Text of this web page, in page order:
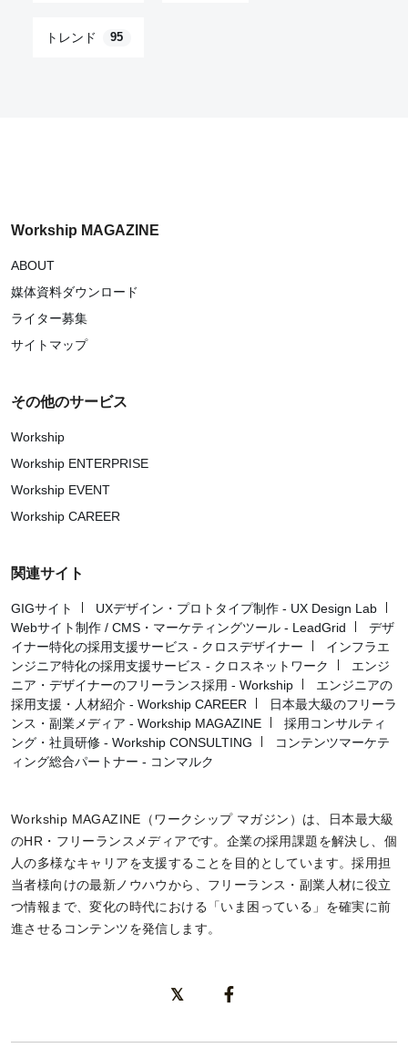
トレンド 95
Workship MAGAZINE
ABOUT
媒体資料ダウンロード
ライター募集
サイトマップ
その他のサービス
Workship
Workship ENTERPRISE
Workship EVENT
Workship CAREER
関連サイト
GIGサイト
UXデザイン・プロトタイプ制作 - UX Design Lab
Webサイト制作 / CMS・マーケティングツール - LeadGrid
デザ
イナー特化の採用支援サービス - クロスデザイナー
インフラエ
ンジニア特化の採用支援サービス - クロスネットワーク
エンジ
ニア・デザイナーのフリーランス採用 - Workship
エンジニアの
採用支援・人材紹介 - Workship CAREER
日本最大級のフリーラ
ンス・副業メディア - Workship MAGAZINE
採用コンサルティ
ング・社員研修 - Workship CONSULTING
コンテンツマーケテ
ィング総合パートナー - コンマルク
Workship MAGAZINE（ワークシップ マガジン）は、日本最大級
のHR・フリーランスメディアです。企業の採用課題を解決し、個
人の多様なキャリアを支援することを目的としています。採用担
当者様向けの最新ノウハウから、フリーランス・副業人材に役立
つ情報まで、変化の時代における「いま困っている」を確実に前
進させるコンテンツを発信します。